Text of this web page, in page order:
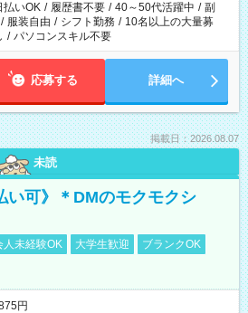
払いOK / 履歴書不要 / 40～50代活躍中 / 副
/ 服装自由 / シフト勤務 / 10名以上の大量募
/ パソコンスキル不要
応募する 詳細へ
掲載日：2026.08.07
未読
い可》＊DMのモクモクシ
人未経験OK 大学生歓迎
ブランクOK
円